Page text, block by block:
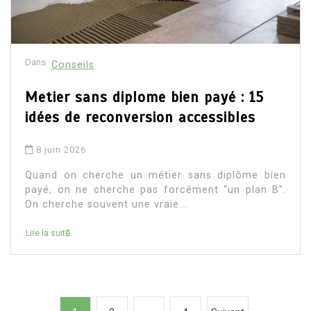
Dans Conseils
Metier sans diplome bien payé : 15
idées de reconversion accessibles
8 juin 2026
Quand on cherche un métier sans diplôme bien
payé, on ne cherche pas forcément “un plan B”.
On cherche souvent une vraie...
Lire la suite